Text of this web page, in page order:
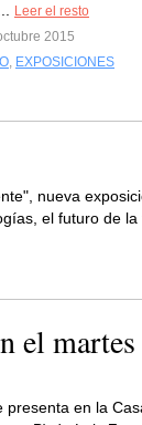
Leer el resto
2015
, EXPOSICIONES
nueva
el futuro de la
el
presenta en la